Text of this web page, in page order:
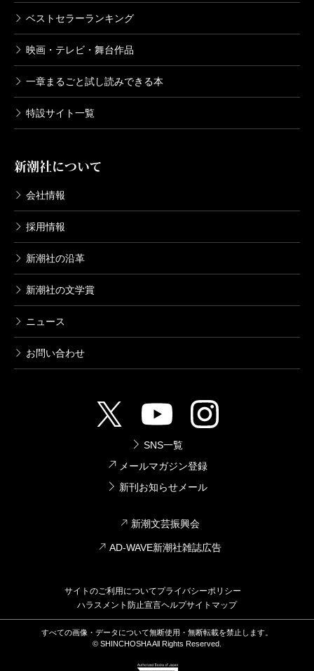
ベストセラーランキング
映画・テレビ・舞台作品
一章まるごと試し読みできる本
特設サイト一覧
新潮社について
会社情報
採用情報
新潮社の沿革
新潮社の文学賞
ニュース
お問い合わせ
SNS一覧
メールマガジン登録
新刊お知らせメール
新潮文芸振興会
AD-WAVE新潮社雑誌広告
サイトのご利用についてプライバシーポリシー
ハラスメント防止宣言ヘルプサイトマップ
すべての画像・データについて無断使用・無断転載を禁止します。
© SHINCHOSHA All Rights Reserved.